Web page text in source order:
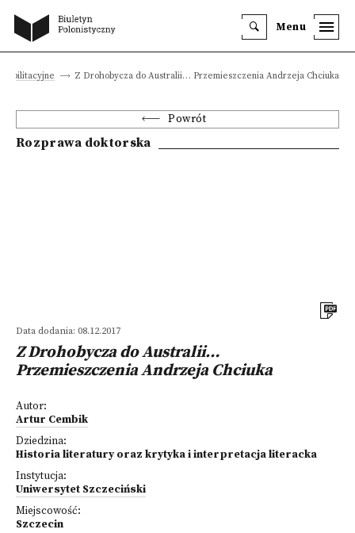
Menu
Z Drohobycza do Australii… Przemieszczenia Andrzeja Chciuka
Powrót
Rozprawa doktorska
Data dodania: 08.12.2017
Z Drohobycza do Australii…
Przemieszczenia Andrzeja Chciuka
Autor:
Artur Cembik
Dziedzina:
Historia literatury oraz krytyka i interpretacja literacka
Instytucja:
Uniwersytet Szczeciński
Miejscowość:
Szczecin